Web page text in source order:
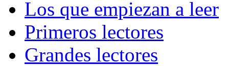
Los que empiezan a leer
Primeros lectores
Grandes lectores